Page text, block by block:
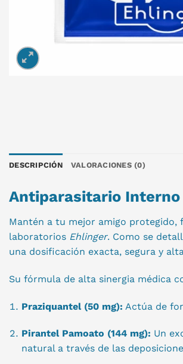
DESCRIPCIÓN VALORACIONES (0)
Antiparasitario Interno
Mantén a tu mejor amigo
laboratorios Ehlinger. Como se
una dosificación exacta, segura y
Su fórmula de alta sinergia médica
Praziquantel (50 mg): Actúa de
Pirantel Pamoato (144 mg): Un
natural a través de las